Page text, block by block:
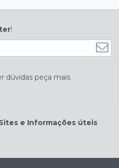
!
dúvidas peça mais
e Informações úteis